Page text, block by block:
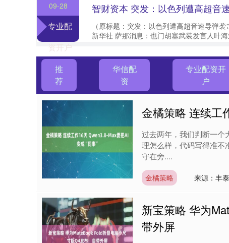
09-28
专业配
资开户
智财资本 突发：以色列遭高超音
（原标题：突发：以色列遭高超音速导弹袭
新华社 萨那消息：也门胡塞武装发言人叶
推
荐
华信配
资
专业配资开
户
金橘策略 连续工
过去两年，我们判断一个
理怎么样，代码写得准不
守在旁....
金橘策略 来源：丰
新宝策略 华为
带外屏